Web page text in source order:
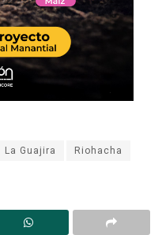
La Guajira Riohacha